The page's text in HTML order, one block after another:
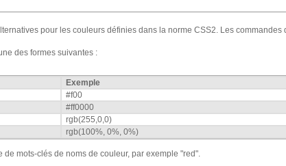
pour les couleurs définies dans la norme CSS2. Les
des formes suivantes :
Exemple
#f00
#ff0000
rgb(255,0,0)
rgb(100%, 0%, 0%)
de mots-clés de noms de couleur, par exemple "red".